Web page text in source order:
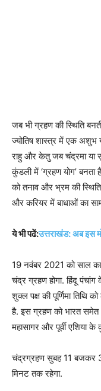
जब भी ग्रहण की स्थिति
ज्योतिष शास्त्र में एक अशुभ
राहु और केतु जब चंद्रमा या
कुंडली में ‘ग्रहण योग’ बनता
को तनाव और भ्रम की
और करियर में बाधाओं का
ये भी पढें:उत्तराखंड: अब इस
19 नवंबर 2021 को साल
चंद्र ग्रहण होगा. हिंदू
शुक्ल पक्ष की पूर्णिमा तिथि
है. इस ग्रहण को भारत समेत
महासागर और पूर्वी एशिया
चंद्रग्रहण सुबह 11 बजकर
मिनट तक रहेगा.